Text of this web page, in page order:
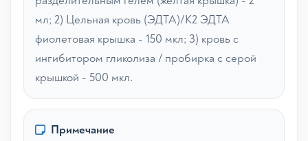
мл; 2) Цельная кровь (ЭДТА)/К2 ЭДТА
фиолетовая крышка - 150 мкл; 3) кровь с
ингибитором гликолиза / пробирка с серой
крышкой - 500 мкл.
Примечание